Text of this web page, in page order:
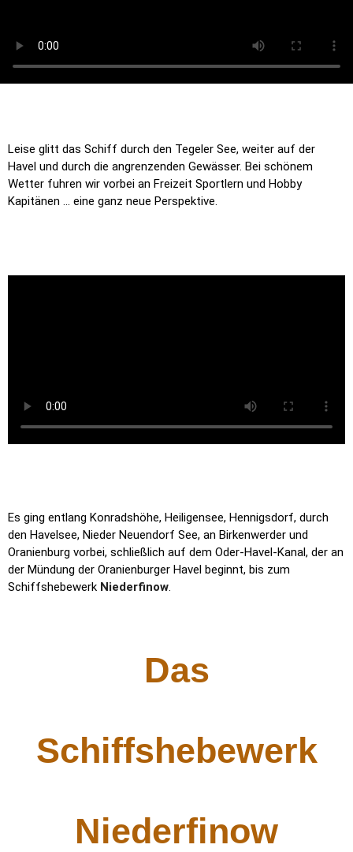
Leise glitt das Schiff durch den Tegeler See, weiter auf der
Havel und durch die angrenzenden Gewässer. Bei schönem
Wetter fuhren wir vorbei an Freizeit Sportlern und Hobby
Kapitänen … eine ganz neue Perspektive.
Es ging entlang Konradshöhe, Heiligensee, Hennigsdorf, durch
den Havelsee, Nieder Neuendorf See, an Birkenwerder und
Oranienburg vorbei, schließlich auf dem Oder-Havel-Kanal, der an
der Mündung der Oranienburger Havel beginnt, bis zum
Schiffshebewerk Niederfinow.
Das
Schiffshebewerk
Niederfinow